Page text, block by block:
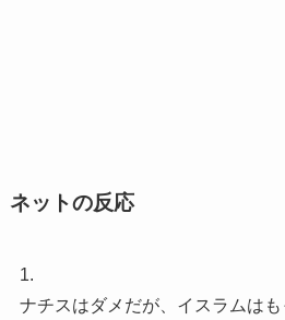
ネットの反応
1.
ナチスはダメだが、イスラムはも